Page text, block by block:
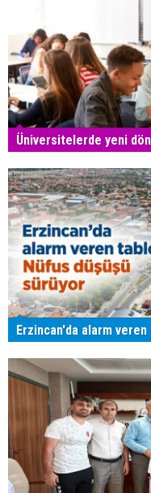
Üniversitelerde yeni
Erzincan'da alarm